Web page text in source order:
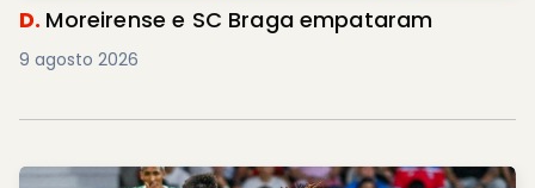
D. Moreirense e SC Braga empataram
9 agosto 2026